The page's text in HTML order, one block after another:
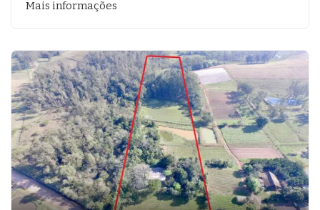
Mais informações